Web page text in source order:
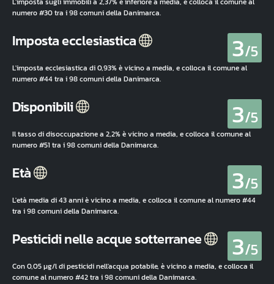
numero #30 tra i 98 comuni della Danimarca.
Imposta ecclesiastica 3/5
L'imposta ecclesiastica di 0,93% è vicino a media, e colloca il comune al
numero #44 tra i 98 comuni della Danimarca.
Disponibili 3/5
Il tasso di disoccupazione a 2,2% è vicino a media, e colloca il comune al
numero #51 tra i 98 comuni della Danimarca.
Età 3/5
L'età media di 43 anni è vicino a media, e colloca il comune al numero #44
tra i 98 comuni della Danimarca.
Pesticidi nelle acque sotterranee 3/5
Con 0,05 µg/l di pesticidi nell'acqua potabile, è vicino a media, e colloca il
comune al numero #42 tra i 98 comuni della Danimarca.